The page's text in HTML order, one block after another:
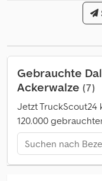
Gebrauchte
Ackerwalze (7)
Jetzt TruckScout24
120.000